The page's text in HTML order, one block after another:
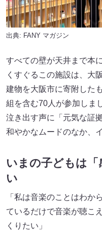
出典: FANY マガジン
すべての壁が天井まで本
くすぐるこの施設は、大
建物を大阪市に寄附した
組を含む70人が参加しま
泣き出す声に「元気な証
和やかなムードのなか、
いまの子どもは
い
「私は音楽のことはわか
ているだけで音楽が聴こ
くりたい」